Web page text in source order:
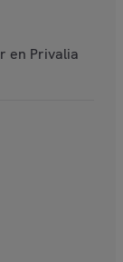
en Privalia